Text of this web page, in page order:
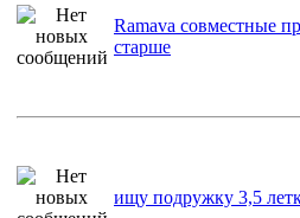
Ramava совместные
старше
ищу подружку 3,5